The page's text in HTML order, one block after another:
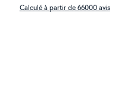
Calculé à partir de 66000 avis